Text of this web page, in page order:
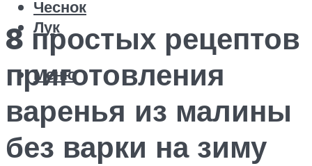
Чеснок
Лук
Меню
8 простых рецептов
приготовления
варенья из малины
без варки на зиму